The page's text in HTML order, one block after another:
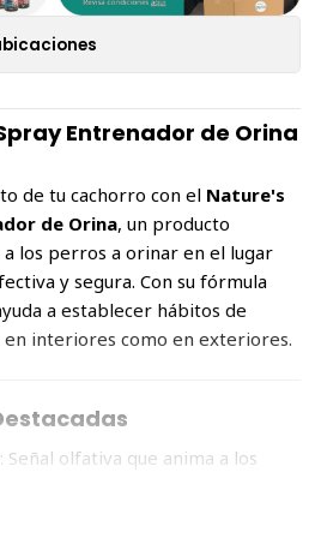
Entrenador de Orina
de tu cachorro con el Nature's
de Orina, un producto
los perros a orinar en el lugar
y segura. Con su fórmula
a establecer hábitos de
interiores como en exteriores.
: Señal olfativa que anima a los